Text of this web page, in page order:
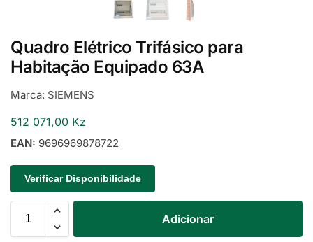
Quadro Elétrico Trifásico para
Habitação Equipado 63A
Marca: SIEMENS
512 071,00 Kz
EAN: 9696969878722
Verificar Disponibilidade
Adicionar